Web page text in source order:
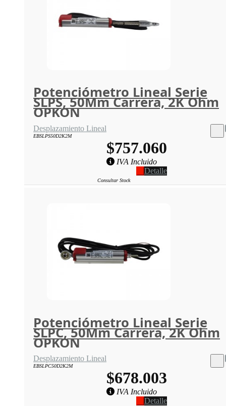
Potenciómetro Lineal Serie
SLPS, 50Mm Carrera, 2K Ohm
OPKON
Desplazamiento Lineal
EBSLPS50D2K2M
$757.060
IVA Incluido
Detalle
Consultar Stock
Potenciómetro Lineal Serie
SLPC, 50Mm Carrera, 2K Ohm
OPKON
Desplazamiento Lineal
EBSLPC50D2K2M
$678.003
IVA Incluido
Detalle